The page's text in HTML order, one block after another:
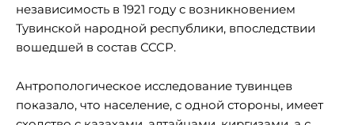
независимость в 1921 году с возникновением
Тувинской народной республики, впоследствии
вошедшей в состав СССР.
Антропологическое исследование тувинцев
показало, что население, с одной стороны, имеет